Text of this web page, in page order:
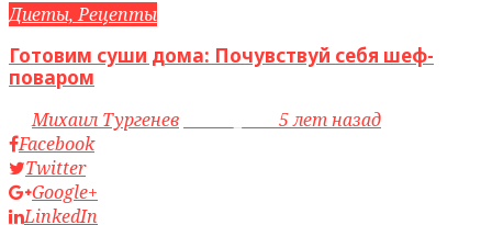
Диеты, Рецепты
Готовим суши дома: Почувствуй себя шеф-
поваром
byМихаил Тургенев
5 лет назад
Facebook
Twitter
Google+
LinkedIn